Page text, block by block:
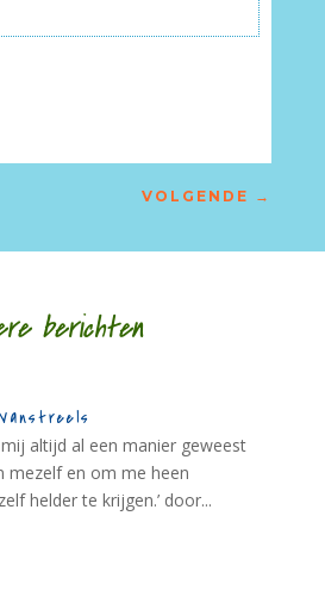
VOLGENDE →
mij altijd al een manier geweest
mezelf en om me heen
helder te krijgen.’ door...